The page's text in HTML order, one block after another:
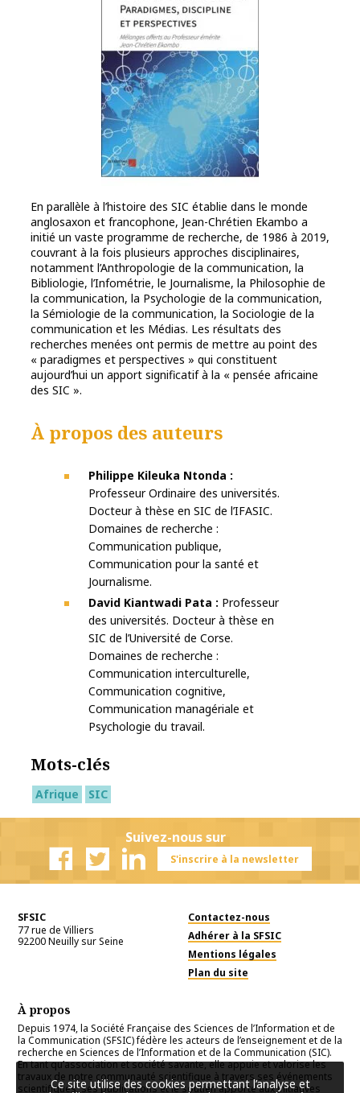
En parallèle à l’histoire des SIC établie dans le monde
anglosaxon et francophone, Jean-Chrétien Ekambo a
initié un vaste programme de recherche, de 1986 à 2019,
couvrant à la fois plusieurs approches disciplinaires,
notamment l’Anthropologie de la communication, la
Bibliologie, l’Infométrie, le Journalisme, la Philosophie de
la communication, la Psychologie de la communication,
la Sémiologie de la communication, la Sociologie de la
communication et les Médias. Les résultats des
recherches menées ont permis de mettre au point des
« paradigmes et perspectives » qui constituent
aujourd’hui un apport significatif à la « pensée africaine
des SIC ».
À propos des auteurs
Philippe Kileuka Ntonda :
Professeur Ordinaire des universités.
Docteur à thèse en SIC de l’IFASIC.
Domaines de recherche :
Communication publique,
Communication pour la santé et
Journalisme.
David Kiantwadi Pata : Professeur
des universités. Docteur à thèse en
SIC de l’Université de Corse.
Domaines de recherche :
Communication interculturelle,
Communication cognitive,
Communication managériale et
Psychologie du travail.
Mots-clés
Afrique SIC
Suivez-nous sur
S'inscrire à la newsletter
SFSIC
77 rue de Villiers
92200Neuilly sur Seine
Contactez-nous
Adhérer à la SFSIC
Mentions légales
Plan du site
À propos
Depuis 1974, la Société Française des Sciences de l’Information et de
la Communication (SFSIC) fédère les acteurs de l’enseignement et de la
recherche en Sciences de l’Information et de la Communication (SIC).
En tant qu’association et société savante, elle appuie et valorise les
travaux de notre communauté scientifique à travers ses événements
scientifiques, ses publications et le soutien apporté aux initiatives
Ce site utilise des cookies permettant l’analyse et